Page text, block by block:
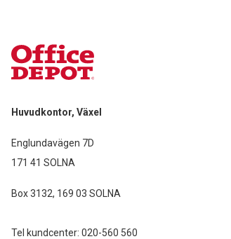
Huvudkontor, Växel
Englundavägen 7D
171 41 SOLNA
Box 3132, 169 03 SOLNA
Tel kundcenter: 020-560 560